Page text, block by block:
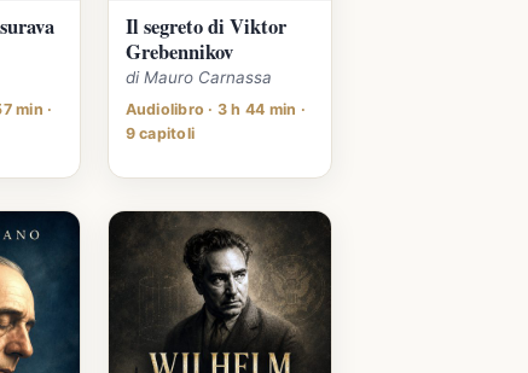
min ·
Il segreto di Viktor
Grebennikov
di Mauro Carnassa
Audiolibro · 3 h 44 min ·
9 capitoli